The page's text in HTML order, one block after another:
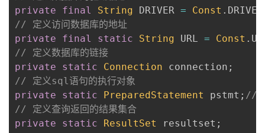
课
程
的
认
证
我
的
实
验
我
的
收
藏
术
支
持
云
声
建
议
private
final String DRIVER = Const . DRIVER
// 定义访问数据库的地址
private
final static String URL = Const .
// 定义数据库的链接
private
static Connection connection ;
// 定义sql语句的执行对象
private
static PreparedStatement pstmt ; //
// 定义查询返回的结果集合
private
static ResultSet resultset ;